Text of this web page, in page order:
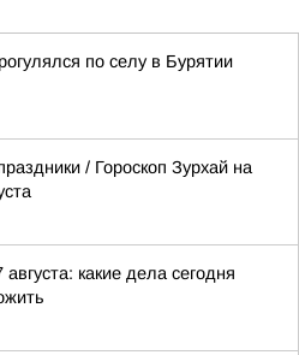
по селу в Бурятии
/ Гороскоп Зурхай на
какие дела сегодня